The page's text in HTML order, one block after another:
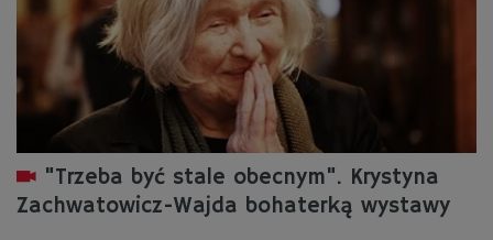
"Trzeba być stale obecnym". Krystyna
Zachwatowicz-Wajda bohaterką wystawy